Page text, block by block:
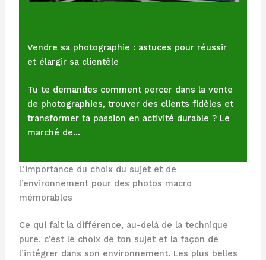
Vendre sa photographie : astuces pour réussir
et élargir sa clientèle
Tu te demandes comment percer dans la vente
de photographies, trouver des clients fidèles et
transformer ta passion en activité durable ? Le
marché de…
L’importance du choix du sujet et de
l’environnement pour des photos macro
mémorables
Ce qui fait la différence, au-delà de la technique
pure, c’est le choix de ton sujet et la façon de
l’intégrer dans son environnement. Les plus belles